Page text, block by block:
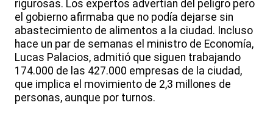
rigurosas. Los expertos advertían del peligro pero
el gobierno afirmaba que no podía dejarse sin
abastecimiento de alimentos a la ciudad. Incluso
hace un par de semanas el ministro de Economía,
Lucas Palacios, admitió que siguen trabajando
174.000 de las 427.000 empresas de la ciudad,
que implica el movimiento de 2,3 millones de
personas, aunque por turnos.